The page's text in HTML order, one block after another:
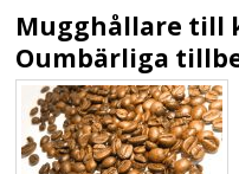
Mugghållare till
Oumbärliga